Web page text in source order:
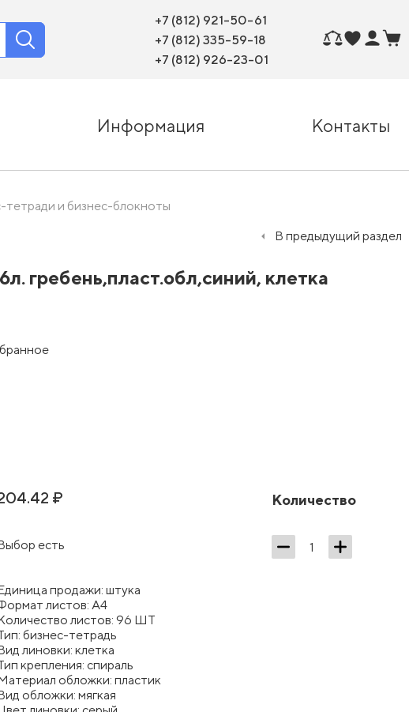
+7 (812) 921-50-61
+7 (812) 335-59-18
+7 (812) 926-23-01
Информация Контакты
тетради и бизнес-блокноты
В предыдущий раздел
гребень,пласт.обл,синий, клетка
₽
есть
продажи: штука
листов: А4
листов: 96 ШТ
бизнес-тетрадь
линовки: клетка
крепления: спираль
обложки: пластик
обложки: мягкая
Количество